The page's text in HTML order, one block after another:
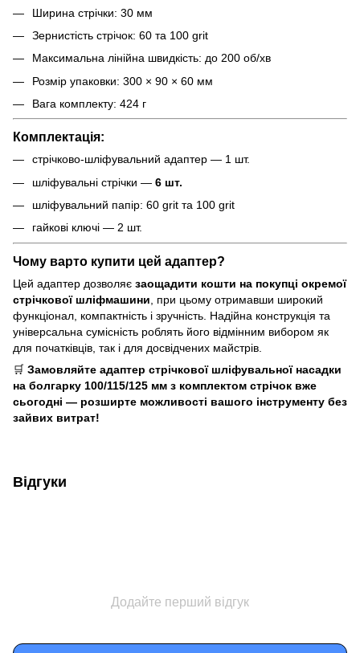
Ширина стрічки: 30 мм
Зернистість стрічок: 60 та 100 grit
Максимальна лінійна швидкість: до 200 об/хв
Розмір упаковки: 300 × 90 × 60 мм
Вага комплекту: 424 г
Комплектація:
стрічково-шліфувальний адаптер — 1 шт.
шліфувальні стрічки — 6 шт.
шліфувальний папір: 60 grit та 100 grit
гайкові ключі — 2 шт.
Чому варто купити цей адаптер?
Цей адаптер дозволяє заощадити кошти на покупці окремої
стрічкової шліфмашини , при цьому отримавши широкий
функціонал, компактність і зручність. Надійна конструкція та
універсальна сумісність роблять його відмінним вибором як
для початківців, так і для досвідчених майстрів.
🛒 Замовляйте адаптер стрічкової шліфувальної насадки
на болгарку 100/115/125 мм з комплектом стрічок вже
сьогодні — розширте можливості вашого інструменту без
зайвих витрат!
Відгуки
Додайте перший відгук